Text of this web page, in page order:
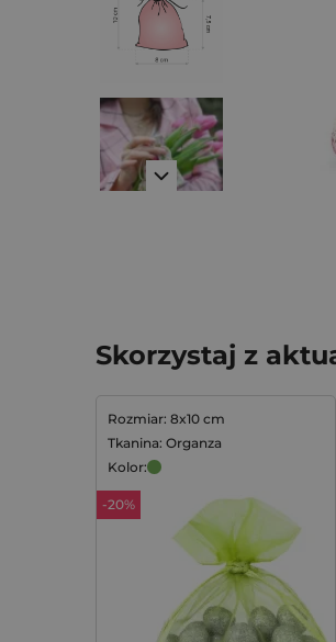
Skorzystaj z
Rozmiar: 8x10 cm
Tkanina: Organza
Kolor:
-20%